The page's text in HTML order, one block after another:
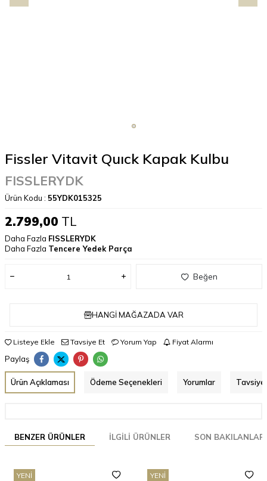
Fissler Vitavit Quıck Kapak Kulbu
FISSLERYDK
Ürün Kodu : 55YDK015325
2.799,00 TL
Daha Fazla FISSLERYDK
Daha Fazla Tencere Yedek Parça
Beğen
HANGI MAĞAZADA VAR
Listeye Ekle Tavsiye Et Yorum Yap Fiyat Alarmı
Paylaş
Ürün Açıklaması Ödeme Seçenekleri Yorumlar Tavsiye
BENZER ÜRÜNLER İLGILI ÜRÜNLER SON BAKILANLAR
YENI YENI